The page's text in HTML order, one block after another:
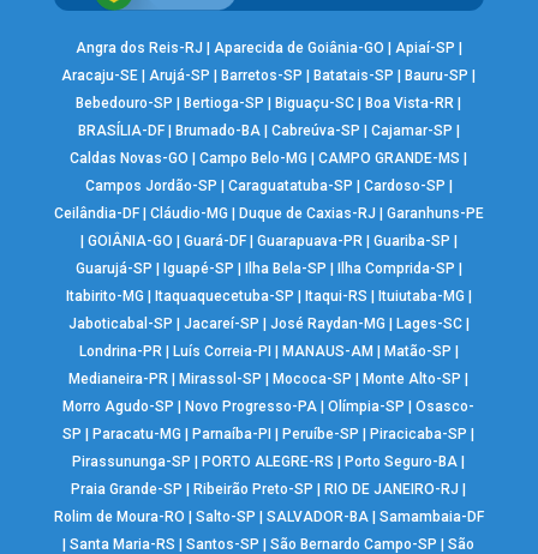
Angra dos Reis-RJ | Aparecida de Goiânia-GO | Apiaí-SP |
Aracaju-SE | Arujá-SP |Barretos-SP |Batatais-SP |Bauru-SP |
Bebedouro-SP |Bertioga-SP |Biguaçu-SC |Boa Vista-RR |
BRASÍLIA-DF| Brumado-BA| Cabreúva-SP | Cajamar-SP |
Caldas Novas-GO |Campo Belo-MG |CAMPO GRANDE-MS |
Campos Jordão-SP | Caraguatatuba-SP | Cardoso-SP |
Ceilândia-DF| Cláudio-MG | Duque de Caxias-RJ | Garanhuns-PE
| GOIÂNIA-GO | Guará-DF| Guarapuava-PR | Guariba-SP |
Guarujá-SP | Iguapé-SP | Ilha Bela-SP | Ilha Comprida-SP |
Itabirito-MG | Itaquaquecetuba-SP | Itaqui-RS | Ituiutaba-MG |
Jaboticabal-SP | Jacareí-SP | José Raydan-MG | Lages-SC|
Londrina-PR | Luís Correia-PI | MANAUS-AM | Matão-SP |
Medianeira-PR |Mirassol-SP |Mococa-SP |Monte Alto-SP |
Morro Agudo-SP |Novo Progresso-PA |Olímpia-SP |Osasco-
SP |Paracatu-MG |Parnaíba-PI |Peruíbe-SP |Piracicaba-SP |
Pirassununga-SP |PORTO ALEGRE-RS |Porto Seguro-BA |
Praia Grande-SP |Ribeirão Preto-SP |RIO DE JANEIRO-RJ |
Rolim de Moura-RO | Salto-SP | SALVADOR-BA| Samambaia-DF
|Santa Maria-RS |Santos-SP |São Bernardo Campo-SP |São